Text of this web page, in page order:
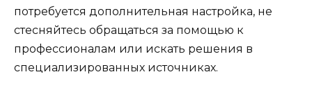
потребуется дополнительная настройка, не
стесняйтесь обращаться за помощью к
профессионалам или искать решения в
специализированных источниках.